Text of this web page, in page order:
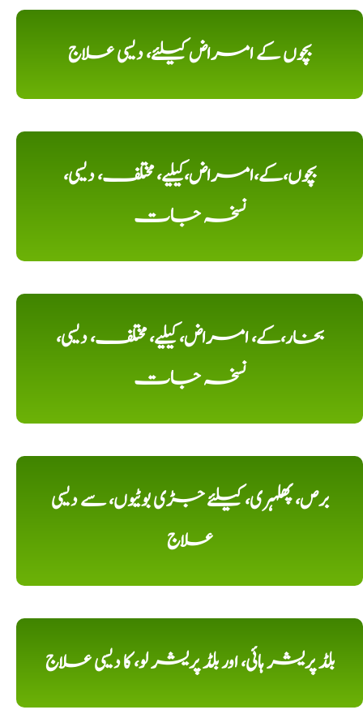
بچوں کے امراض کیلئے، دیسی علاج
بچوں،کے،امراض،کیلیے، مختلف، دیسی،
نسخہ جات
بخار،کے، امراض، کیلیے، مختلف، دیسی،
نسخہ جات
برص، پھلہری، کیلئے جڑی بوٹیوں، سے دیسی
علاج
بلڈ پریشر ہائی، اور بلڈ پریشر لو، کا دیسی علاج